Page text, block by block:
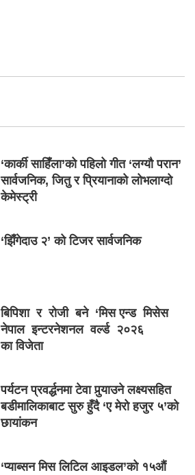
‘कार्की साहिँला’को पहिलो गीत ‘लग्यौ परान’
सार्वजनिक, जितु र प्रियानाको लोभलाग्दो
केमेस्ट्री
‘झिँगेदाउ २’ को टिजर सार्वजनिक
बिपिशा र रोजी बने ‘मिस एन्ड मिसेस
नेपाल इन्टरनेशनल वर्ल्ड २०२६
का विजेता
पर्यटन प्रवर्द्धनमा टेवा पुर्‍याउने लक्ष्यसहित
बडीमालिकाबाट सुरु हुँदै ‘ए मेरो हजुर ५’को
छायांकन
‘प्याब्सन मिस लिटिल आइडल’को १५औं